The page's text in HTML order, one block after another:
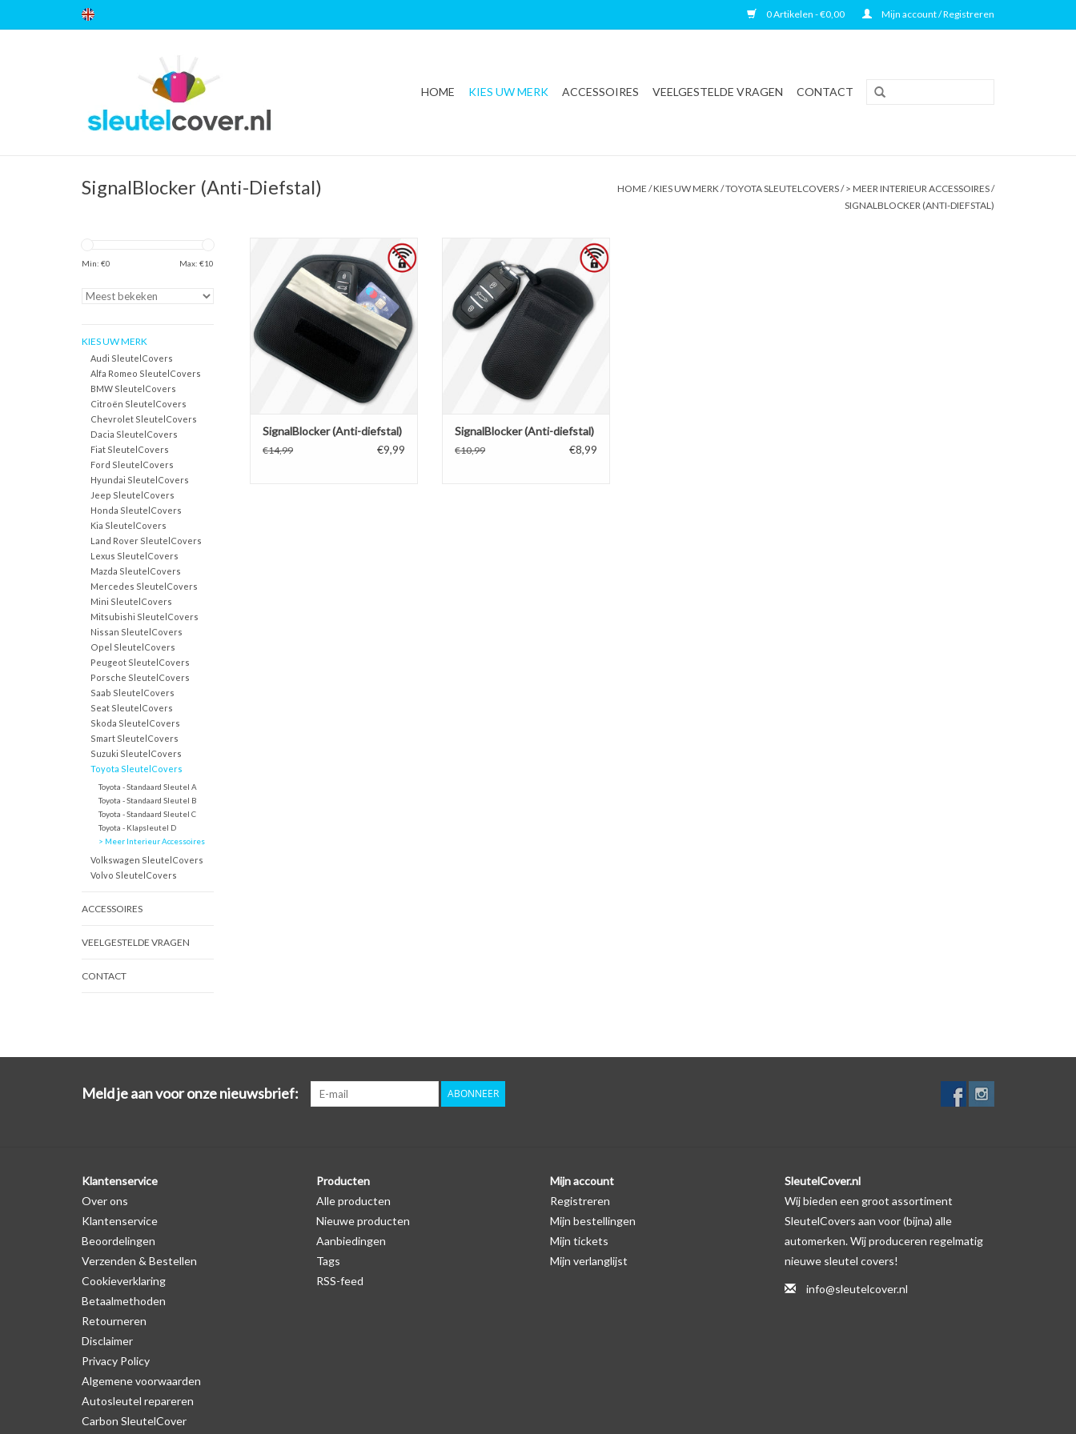
0 Artikelen - €0,00 Mijn account / Registreren
HOME KIES UW MERK ACCESSOIRES VEELGESTELDE VRAGEN CONTACT
SignalBlocker (Anti-Diefstal) HOME /KIES UW MERK/TOYOTA SLEUTELCOVERS/> MEER INTERIEUR ACCESSOIRES/
SIGNALBLOCKER (ANTI-DIEFSTAL)
Min: €0 Max: €10
KIES UW MERK
Audi SleutelCovers
Alfa Romeo SleutelCovers
BMW SleutelCovers
Citroën SleutelCovers
Chevrolet SleutelCovers
Dacia SleutelCovers
Fiat SleutelCovers
Ford SleutelCovers
Hyundai SleutelCovers
Jeep SleutelCovers
Honda SleutelCovers
Kia SleutelCovers
Land Rover SleutelCovers
Lexus SleutelCovers
Mazda SleutelCovers
Mercedes SleutelCovers
Mini SleutelCovers
Mitsubishi SleutelCovers
Nissan SleutelCovers
Opel SleutelCovers
Peugeot SleutelCovers
Porsche SleutelCovers
Saab SleutelCovers
Seat SleutelCovers
Skoda SleutelCovers
Smart SleutelCovers
Suzuki SleutelCovers
Toyota SleutelCovers
Toyota - Standaard Sleutel A
Toyota - Standaard Sleutel B
Toyota - Standaard Sleutel C
Toyota - Klapsleutel D
> Meer Interieur Accessoires
Volkswagen SleutelCovers
Volvo SleutelCovers
ACCESSOIRES
VEELGESTELDE VRAGEN
CONTACT
SignalBlocker - Anti-Diefstal Auto -
Keyless entry beschermhoes -
RFID signaal blokkeren -
Autosleutel Etui - straling
autosleutel beschermen - inbraak
voorkomen
TOEVOEGEN AAN WINKELWAGEN
SignalBlocker (Anti-diefstal)
€14,99 €9,99
Beschermhoes - RFID signaal
blokkeren - Autosleutel Etui -
straling autosleutel beschermen -
inbraak voorkomen
SignalBlocker - Anti-Diefstal Auto -
Keyless entry beschermhoes -
RFID signaal blokkeren -
Autosleutel Etui - straling
autosleutel beschermen -
TOEVOEGEN AAN WINKELWAGEN
SignalBlocker (Anti-diefstal)
€10,99 €8,99
Meld je aan voor onze nieuwsbrief: ABONNEER
Klantenservice
Over ons
Klantenservice
Beoordelingen
Verzenden & Bestellen
Cookieverklaring
Betaalmethoden
Retourneren
Disclaimer
Privacy Policy
Algemene voorwaarden
Autosleutel repareren
Carbon SleutelCover
Producten
Alle producten
Nieuwe producten
Aanbiedingen
Tags
RSS-feed
Mijn account
Registreren
Mijn bestellingen
Mijn tickets
Mijn verlanglijst
SleutelCover.nl
Wij bieden een groot assortiment
SleutelCovers aan voor (bijna) alle
automerken. Wij produceren regelmatig
nieuwe sleutel covers!
info@sleutelcover.nl